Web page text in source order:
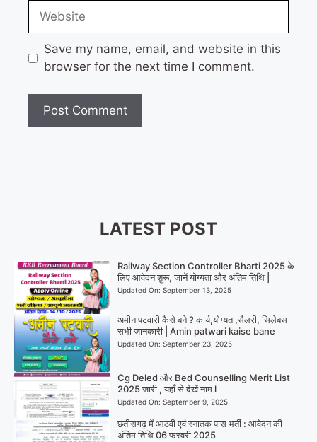
Website
Save my name, email, and website in this
browser for the next time I comment.
LATEST POST
Railway Section Controller Bharti 2025 के
लिए आवेदन शुरू, जानें योग्यता और अंतिम तिथि |
Updated On:September 13, 2025
अमीन पटवारी कैसे बने ? कार्य,योग्यता,सैलरी, सिलेबस
सभी जानकारी | Amin patwari kaise bane
Updated On:September 23, 2025
Cg Deled और Bed Counselling Merit List
2025 जारी , यहाँ से देखें नाम l
Updated On:September 9, 2025
छतीसगढ़ में आठवी एवं स्नातक पास भर्ती : आवेदन की
अंतिम तिथि 06 फरवरी 2025